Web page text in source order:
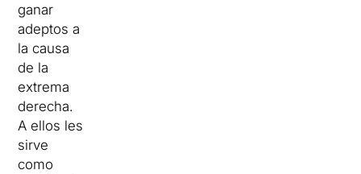
ganar
adeptos a
la causa
de la
extrema
derecha.
A ellos les
sirve
como